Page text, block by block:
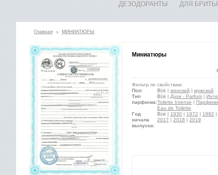
ДЕЗОДОРАНТЫ
ДЛЯ
Главная МИНИАТЮРЫ
Миниатюры
Фильтр по свойствам:
Пол:
Все | женский | мужской
Тип
парфюма:
Все | Духи - Parfum |
Toilette Intense |
Eau de Toilette
Год
начала
выпуска:
Все | 1930 | 1972 | 1992 |
2017 | 2018 | 2019